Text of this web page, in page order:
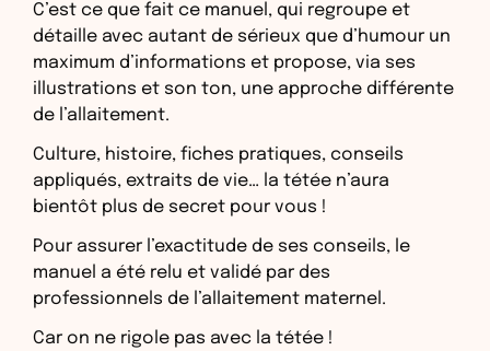
C’est ce que fait ce manuel, qui regroupe et
détaille avec autant de sérieux que d’humour un
maximum d’informations et propose, via ses
illustrations et son ton, une approche différente
de l’allaitement.
Culture, histoire, fiches pratiques, conseils
appliqués, extraits de vie… la tétée n’aura
bientôt plus de secret pour vous !
Pour assurer l’exactitude de ses conseils, le
manuel a été relu et validé par des
professionnels de l’allaitement maternel.
Car on ne rigole pas avec la tétée !